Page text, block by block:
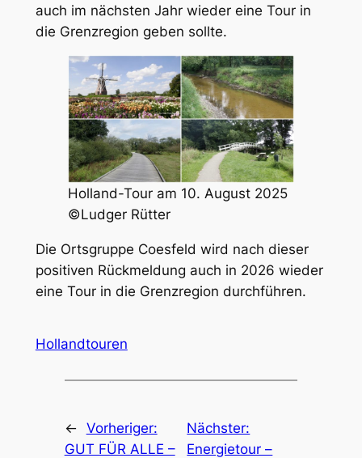
auch im nächsten Jahr wieder eine Tour in
die Grenzregion geben sollte.
Holland-Tour am 10. August 2025
©Ludger Rütter
Die Ortsgruppe Coesfeld wird nach dieser
positiven Rückmeldung auch in 2026 wieder
eine Tour in die Grenzregion durchführen.
Hollandtouren
← Vorheriger:
GUT FÜR ALLE –
Nächster:
Energietour –